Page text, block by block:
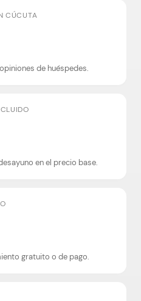
CÚCUTA
de huéspedes.
en el precio base.
gratuito o de pago.